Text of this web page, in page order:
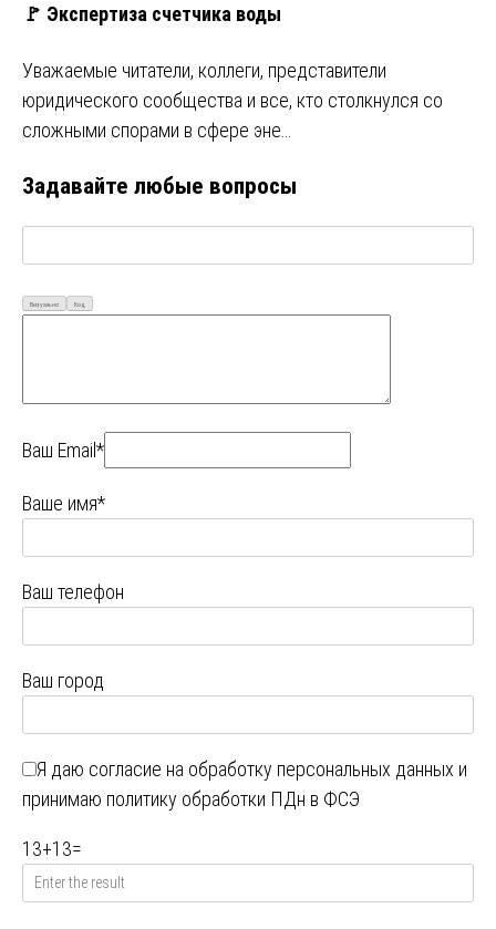
🚩 Экспертиза счетчика воды
Уважаемые читатели, коллеги, представители
юридического сообщества и все, кто столкнулся со
сложными спорами в сфере эне…
Задавайте любые вопросы
Визуально Код
Ваш Email*
Ваше имя*
Ваш телефон
Ваш город
Я даю согласие на обработку персональных данных и
принимаю политику обработки ПДн в ФСЭ
13+13=